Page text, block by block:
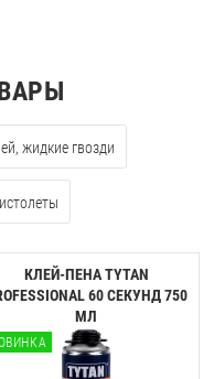
жидкие гвозди
КЛЕЙ-ПЕНА TYTAN
60 CЕКУНД 750
МЛ